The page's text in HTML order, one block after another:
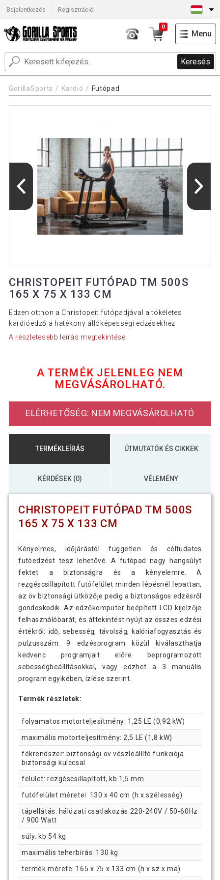
Bejelentkezés Regisztráció
Keresés
0
Menu
GorillaSports Kardió Futópad
CHRISTOPEIT FUTÓPAD TM 500S
165 X 75 X 133 CM
Edzen otthon a Christopeit futópadjával a tökéletes
kardióedző a hatékony állóképességi edzésekhez.
A részletesebb leírás megtekintése
A TERMÉK JELENLEG NEM
MEGVÁSÁROLHATÓ.
ELÉRHETŐSÉG: NEM MEGVÁSÁROLHATÓ
TERMÉKLEÍRÁS ÚTMUTATÓK ÉS CIKKEK
KÉRDÉSEK (0) VÉLEMÉNY
CHRISTOPEIT FUTÓPAD TM 500S
165 X 75 X 133 CM
Kényelmes, időjárástól független és céltudatos
futóedzést tesz lehetővé. A futópad nagy hangsúlyt
fektet a biztonságra és a kényelemre. A
rezgéscsillapított futófelület minden lépésnél lepattan,
az öv biztonsági ütközője pedig a biztonságos edzésről
gondoskodik. Az edzőkomputer beépített LCD kijelzője
felhasználóbarát, és áttekintést nyújt az összes edzési
értékről: idő, sebesség, távolság, kalóriafogyasztás és
pulzusszám. 9 edzésprogram közül kiválaszthatja
kedvenc programjait előre beprogramozott
sebességbeállításokkal, vagy edzhet a 3 manuális
program egyikében, ízlése szerint.
Termék részletek:
folyamatos motorteljesítmény: 1,25 LE (0,92 kW)
maximális motorteljesítmény: 2,5 LE (1,8 kW)
fékrendszer: biztonsági öv vészleállító funkciója
biztonsági kulccsal
felület: rezgéscsillapított, kb.1,5 mm
futófelület méretei: 130 x 40 cm (h x szélesség)
tápellátás: hálózati csatlakozás 220-240V / 50-60Hz
/ 900 Watt
súly: kb 54 kg
maximális teherbírás: 130 kg
termék mérete: 165 x 75 x 133 cm (h x sz x ma)